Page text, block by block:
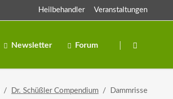
Heilbehandler Veranstaltungen
überspringen
Newsletter Forum
Dr. Schüßler Compendium Dammrisse